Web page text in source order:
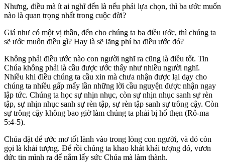
Nhưng, điều mà ít ai nghĩ đến là nếu phải lựa chọn, thì ba ước muốn
nào là quan trọng nhất trong cuộc đời?
Giá như có một vị thần, đến cho chúng ta ba điều ước, thì chúng ta
sẽ ước muốn điều gì? Hay là sẽ lãng phí ba điều ước đó?
Không phải điều ước nào con người nghĩ ra cũng là điều tốt. Tin
Chúa không phải là cầu được ước thấy như nhiều người nghĩ.
Nhiều khi điều chúng ta cầu xin mà chưa nhận được lại dạy cho
chúng ta nhiều gấp mấy lần những lời cầu nguyện được nhận ngay
lập tức. Chúng ta học sự nhịn nhục, còn sự nhịn nhục sanh sự rèn
tập, sự nhịn nhục sanh sự rèn tập, sự rèn tập sanh sự trông cậy. Còn
sự trông cậy không bao giờ làm chúng ta phải bị hổ thẹn (Rô-ma
5:4-5).
Chúa đặt để ước mơ tốt lành vào trong lòng con người, và đó còn
gọi là khải tượng. Để rồi chúng ta khao khát khải tượng đó, vươn
đức tin mình ra để nắm lấy sức Chúa mà làm thành.